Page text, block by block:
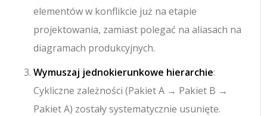
elementów w konflikcie już na etapie
projektowania, zamiast polegać na aliasach na
diagramach produkcyjnych.
Wymuszaj jednokierunkowe hierarchie:
Cykliczne zależności (Pakiet A → Pakiet B →
Pakiet A) zostały systematycznie usunięte.